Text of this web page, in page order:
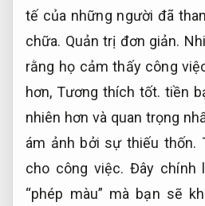
tế của những người đã
chữa. Quản trị đơn giản.
rằng họ cảm thấy công
hơn, Tương thích tốt. tiền
nhiên hơn và quan trọng
ám ảnh bởi sự thiếu thốn.
cho công việc. Đây chính
“phép màu” mà bạn sẽ